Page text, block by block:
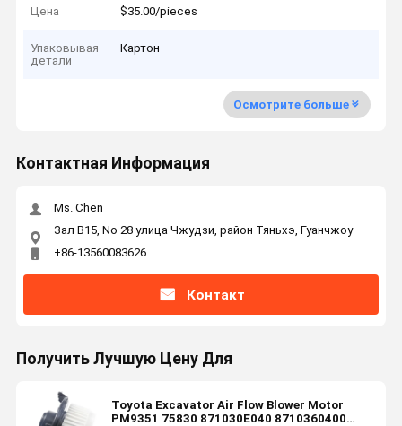
Цена $35.00/pieces
Упаковывая
детали
Картон
Осмотрите больше
Контактная Информация
Ms. Chen
Зал B15, No 28 улица Чжудзи, район Тяньхэ, Гуанчжоу
+86-13560083626
Контакт
Получить Лучшую Цену Для
Toyota Excavator Air Flow Blower Motor
PM9351 75830 871030E040 8710360400